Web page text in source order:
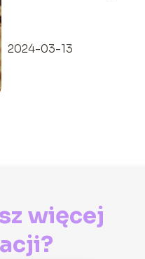
2024-03-13
więcej